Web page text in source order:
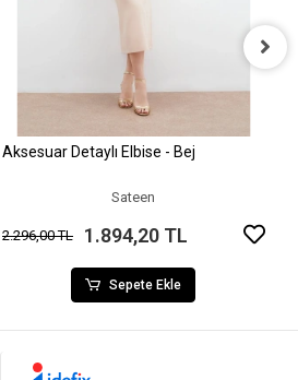
Sepete Ekle
Aksesuar Detaylı Elbise - Bej
Sateen
2.296,00 TL 1.894,20 TL
Sepete Ekle